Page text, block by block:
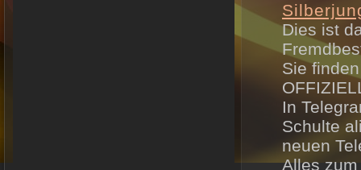
Dies ist
Sie
In
Schulte
neuen
Alles